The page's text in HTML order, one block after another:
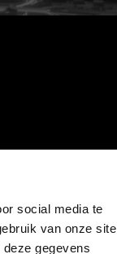
social media te
van onze site
gegevens